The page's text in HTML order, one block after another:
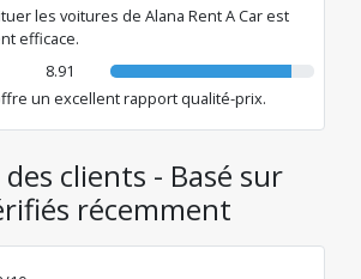
les voitures de Alana Rent A Car est
efficace.
8.91
un excellent rapport qualité-prix.
clients - Basé sur
récemment